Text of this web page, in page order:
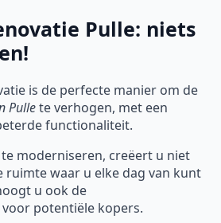
Pulle: niets
is de perfecte manier om de
Pullete verhogen, met een
functionaliteit.
moderniseren, creëert u niet
ruimte waar u elke dag van kunt
u ook de
potentiële kopers.